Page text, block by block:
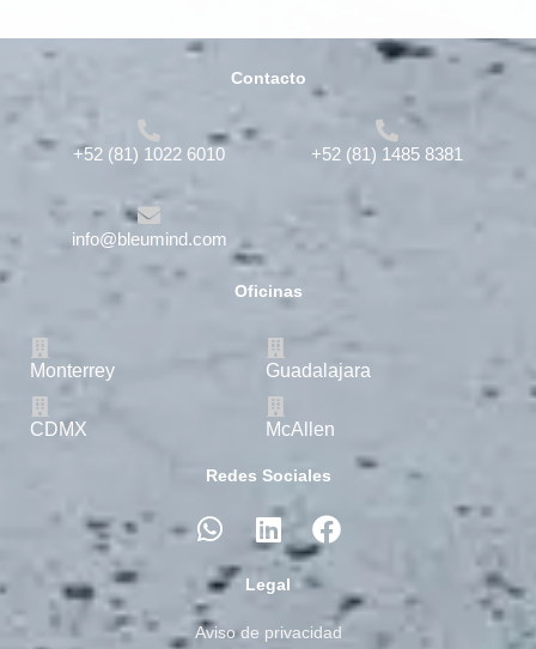
Contacto
+52 (81) 1022 6010 +52 (81) 1485 8381
info@bleumind.com
Oficinas
Monterrey Guadalajara
CDMX McAllen
Redes Sociales
W
h
a
t
s
L
i
n
e
F
a
e
b
Legal
Aviso de privacidad